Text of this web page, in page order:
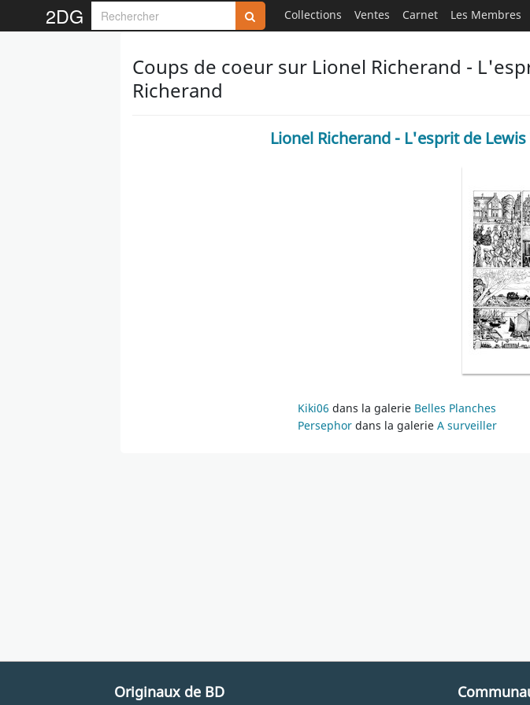
2DG Collections Ventes Carnet Les Membres
Coups de coeur sur Lionel Richerand -
Richerand
Lionel Richerand - L'esprit de
Kiki06 dans la galerie Belles Planches
Persephor dans la galerie A surveiller
Originaux de BD